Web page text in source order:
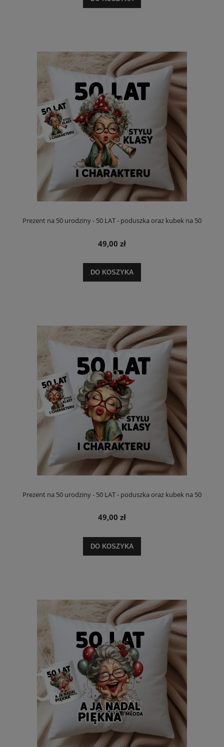
Prezent na 50 urodziny - 50 LAT - poduszka oraz kubek na 50
49,00 zł
DO KOSZYKA
Prezent na 50 urodziny - 50 LAT - poduszka oraz kubek na 50
49,00 zł
DO KOSZYKA